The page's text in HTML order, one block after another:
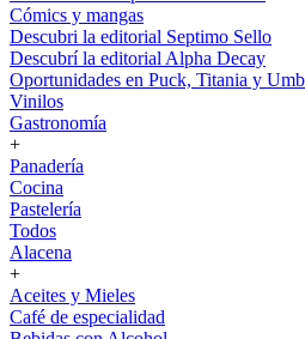
Cómics y mangas
Descubri la editorial Septimo Sello
Descubrí la editorial Alpha Decay
Oportunidades en Puck, Titania y
Vinilos
Gastronomía
+
Panadería
Cocina
Pastelería
Todos
Alacena
+
Aceites y Mieles
Café de especialidad